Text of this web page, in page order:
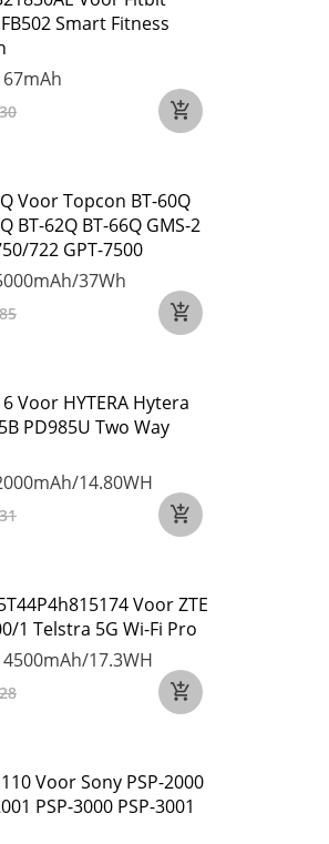
Smart Fitness
Voor Topcon BT-60Q
BT-62Q BT-66Q GMS-2
722 GPT-7500
37Wh
Voor HYTERA Hytera
PD985U Two Way
14.80WH
Voor ZTE
1 Telstra 5G Wi-Fi Pro
4500mAh/17.3WH
Voor Sony PSP-2000
PSP-3000 PSP-3001